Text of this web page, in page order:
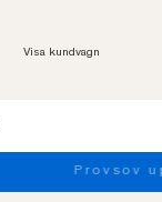
Visa kundvagn